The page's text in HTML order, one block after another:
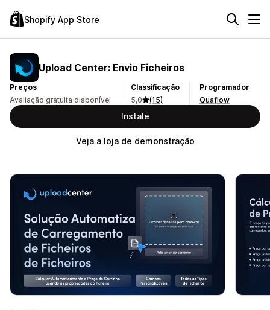
Shopify App Store
Upload Center: Envio Ficheiros
Preços
Avaliação gratuita disponível
Classificação
5,0
(15)
Programador
Quaflow
Instale
Veja a loja de demonstração